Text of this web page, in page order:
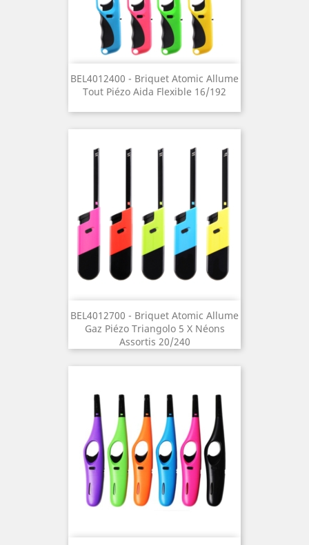
BEL4012400 - Briquet Atomic Allume
Tout Piézo Aida Flexible 16/192
BEL4012700 - Briquet Atomic Allume
Gaz Piézo Triangolo 5 X Néons
Assortis 20/240